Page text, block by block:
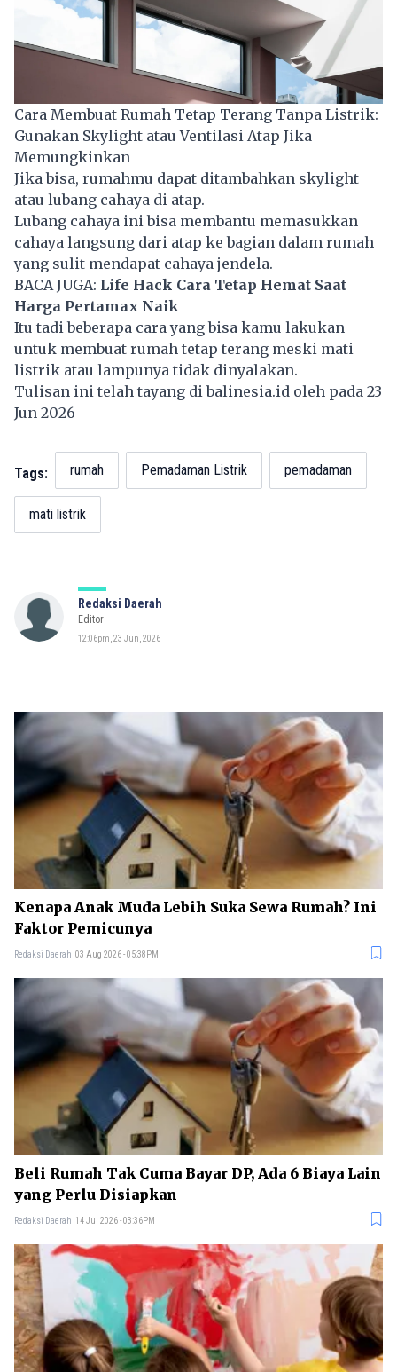
Cara Membuat Rumah Tetap Terang Tanpa Listrik:
Gunakan Skylight atau Ventilasi Atap Jika
Memungkinkan
Jika bisa, rumahmu dapat ditambahkan skylight
atau lubang cahaya di atap.
Lubang cahaya ini bisa membantu memasukkan
cahaya langsung dari atap ke bagian dalam rumah
yang sulit mendapat cahaya jendela.
BACA JUGA: Life Hack Cara Tetap Hemat Saat
Harga Pertamax Naik
Itu tadi beberapa cara yang bisa kamu lakukan
untuk membuat rumah tetap terang meski mati
listrik atau lampunya tidak dinyalakan.
Tulisan ini telah tayang dibalinesia.id oleh pada 23
Jun 2026
Tags: rumah Pemadaman Listrik pemadaman
mati listrik
Redaksi Daerah
Editor
12:06pm, 23 Jun, 2026
Kenapa Anak Muda Lebih Suka Sewa Rumah? Ini
Faktor Pemicunya
Redaksi Daerah 03 Aug 2026 - 05:38PM
Beli Rumah Tak Cuma Bayar DP, Ada 6 Biaya Lain
yang Perlu Disiapkan
Redaksi Daerah 14 Jul 2026 - 03:36PM